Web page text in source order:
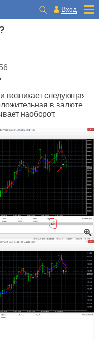
Вход
возникает следующая
валюте
наоборот.